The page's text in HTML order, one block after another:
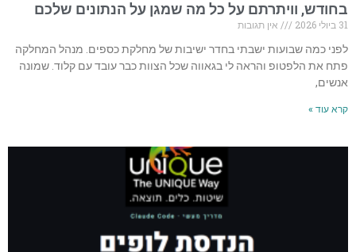
בחודש, וויתרתם על כל מה שמגן על הנתונים שלכם
31 ביולי 2026
אין תגובות
לפני כמה שבועות ישבתי בחדר ישיבות של מחלקת כספים. מנהל המחלקה
פתח את הלפטופ והראה לי בגאווה שכל הצוות כבר עובד עם קלוד. שמונה
אנשים,
קרא עוד »